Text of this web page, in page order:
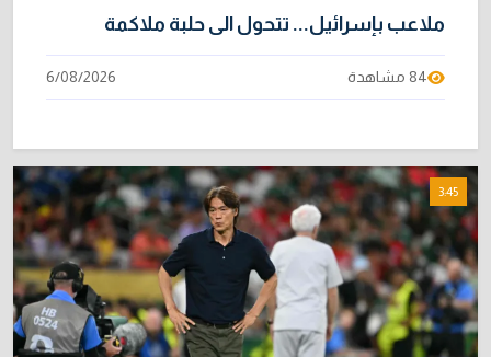
ملاعب بإسرائيل‬... تتحول الى حلبة ملاكمة
84 مشاهدة 6/08/2026
3:45